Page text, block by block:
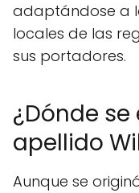
adaptándose a
locales de las
sus portadores.
¿Dónde
apellido
Aunque se